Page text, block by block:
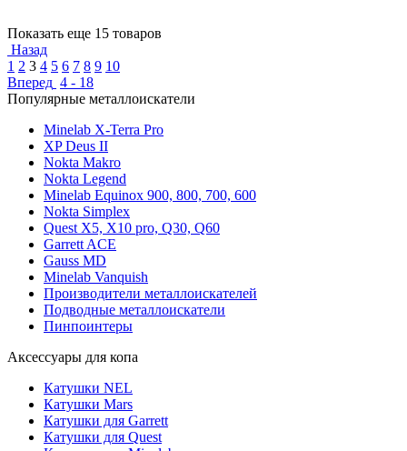
Показать еще 15 товаров
Назад
1 2 3 4 5 6 7 8 9 10
Вперед 4 - 18
Популярные металлоискатели
Minelab X-Terra Pro
XP Deus II
Nokta Makro
Nokta Legend
Minelab Equinox 900, 800, 700, 600
Nokta Simplex
Quest X5, X10 pro, Q30, Q60
Garrett ACE
Gauss MD
Minelab Vanquish
Производители металлоискателей
Подводные металлоискатели
Пинпоинтеры
Аксессуары для копа
Катушки NEL
Катушки Mars
Катушки для Garrett
Катушки для Quest